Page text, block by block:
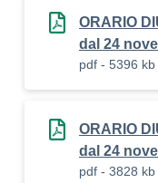
ORARIO
dal 24
pdf - 5396 kb
ORARIO
dal 24
pdf - 3828 kb